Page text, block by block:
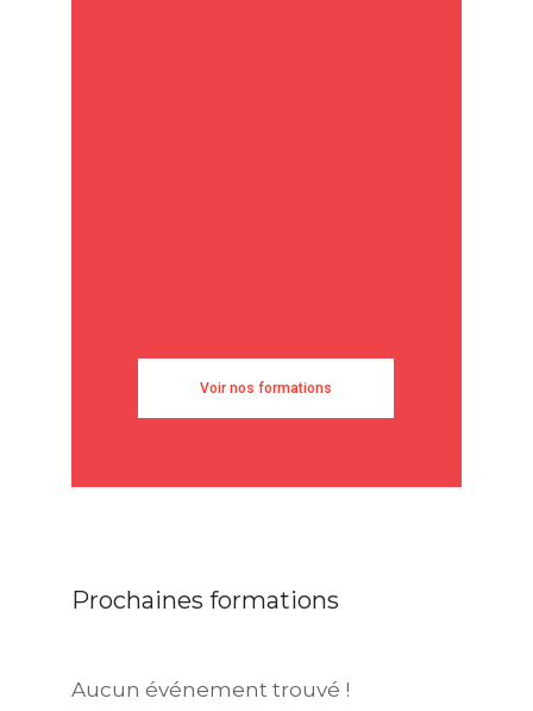
Voir nos formations
Prochaines formations
Aucun événement trouvé !